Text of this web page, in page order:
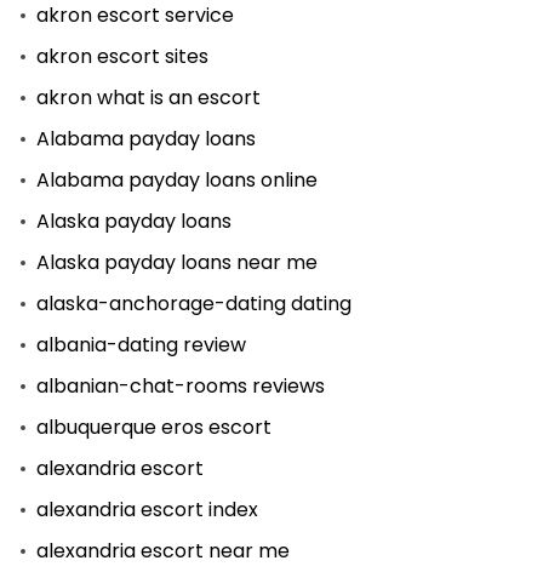
akron escort service
akron escort sites
akron what is an escort
Alabama payday loans
Alabama payday loans online
Alaska payday loans
Alaska payday loans near me
alaska-anchorage-dating dating
albania-dating review
albanian-chat-rooms reviews
albuquerque eros escort
alexandria escort
alexandria escort index
alexandria escort near me